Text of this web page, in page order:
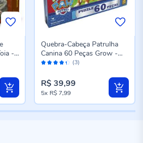
-
Avaliação: (3)
Quebra-Cabeça Patrulha
Canina 60 Peças Grow -
3352
R$ 39,99
5x R$ 7,99